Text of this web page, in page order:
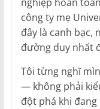
nghiệp hoàn
công ty mẹ
đây là canh bạc,
đường duy nhất
Tôi từng nghĩ
— không phải
đột phá khi đang